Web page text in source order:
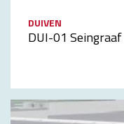
DUIVEN
DUI-01 Seingraaf